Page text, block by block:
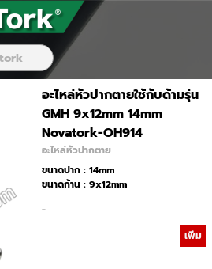
อะไหล่หัวปากตายใช้กับด้ามรุ่น
GMH 9x12mm 14mm
Novatork-OH914
อะไหล่หัวปากตาย
ขนาดปาก : 14mm
ขนาดก้าน : 9x12mm
-
เพิ่ม